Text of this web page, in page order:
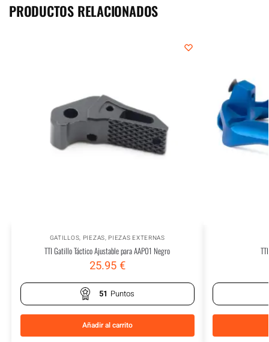
PRODUCTOS RELACIONADOS
GATILLOS, PIEZAS,PIEZAS EXTERNAS
TTI Gatillo Táctico Ajustable para AAP01 Negro
25.95€
51 Puntos
Añadir al carrito